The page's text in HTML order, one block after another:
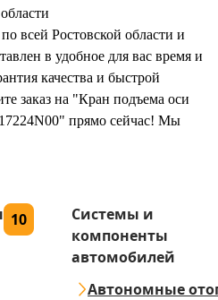
всей Ростовской области и
в удобное для вас время и
качества и быстрой
заказ на "Кран подъема оси
прямо сейчас! Мы
10
Системы и
компоненты
автомобилей
Автономные